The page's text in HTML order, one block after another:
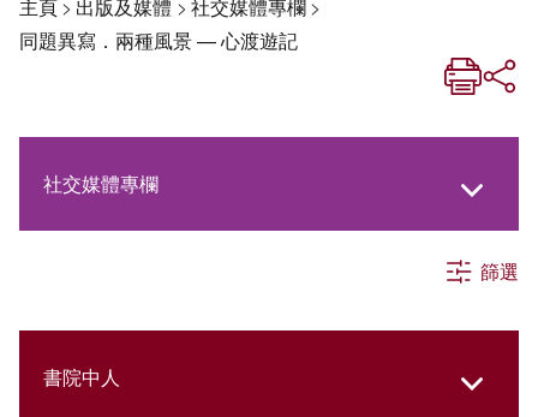
主頁> 出版及媒體 > 社交媒體專欄>
同題異寫．兩種風景 — 心渡遊記
社交媒體專欄
《新亞．新知》
篩選
書院中人